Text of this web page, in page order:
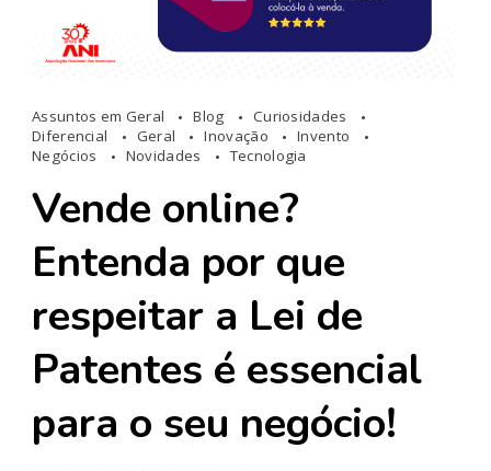
Assuntos em Geral Blog
Curiosidades
Diferencial
Geral Inovação
Invento
Negócios
Novidades Tecnologia
Vende online?
Entenda por que
respeitar a Lei de
Patentes é essencial
para o seu negócio!